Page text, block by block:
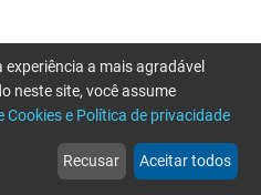
web
Notícias
more_horiz
Mais
a mais agradável
neste site, você assume
Cookies e Política de privacidade
Recusar Aceitar todos
favor tente novamente